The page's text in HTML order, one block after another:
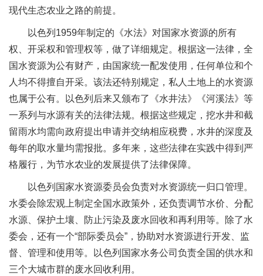
现代生态农业之路的前提。
以色列1959年制定的《水法》对国家水资源的所有
权、开采权和管理权等，做了详细规定。根据这一法律，全
国水资源为公有财产，由国家统一配发使用，任何单位和个
人均不得擅自开采。该法还特别规定，私人土地上的水资源
也属于公有。以色列后来又颁布了《水井法》《河溪法》等
一系列与水源有关的法律法规。根据这些规定，挖水井和截
留雨水均需向政府提出申请并交纳相应税费，水井的深度及
每年的取水量均需报批。多年来，这些法律在实践中得到严
格履行，为节水农业的发展提供了法律保障。
以色列国家水资源委员会负责对水资源统一归口管理。
水委会除宏观上制定全国水政策外，还负责调节水价、分配
水源、保护土壤、防止污染及废水回收和再利用等。除了水
委会，还有一个“部际委员会”，协助对水资源进行开发、监
督、管理和使用等。以色列国家水务公司负责全国的供水和
三个大城市群的废水回收利用。